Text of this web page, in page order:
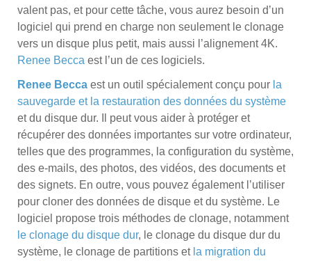
valent pas, et pour cette tâche, vous aurez besoin d’un
logiciel qui prend en charge non seulement le clonage
vers un disque plus petit, mais aussi l’alignement 4K.
Renee Becca est l’un de ces logiciels.
Renee Becca est un outil spécialement conçu pour la
sauvegarde et la restauration des données du système
et du disque dur. Il peut vous aider à protéger et
récupérer des données importantes sur votre ordinateur,
telles que des programmes, la configuration du système,
des e-mails, des photos, des vidéos, des documents et
des signets. En outre, vous pouvez également l’utiliser
pour cloner des données de disque et du système. Le
logiciel propose trois méthodes de clonage, notamment
le clonage du disque dur, le clonage du disque dur du
système, le clonage de partitions et la migration du